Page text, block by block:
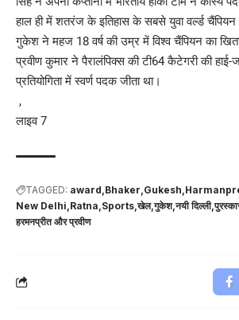
हाल ही में शतरंज के इतिहास के सबसे युवा वर्ल्ड चैंपियन
गुकेश ने महज 18 वर्ष की उम्र में विश्व चैंपियन का
प्रवीण कुमार ने पैरालंपिक्स की टी64 कैटेगरी की
प्रतियोगिता में स्वर्ण पदक जीता था।
,
लाइव 7
TAGGED: award Bhaker Gukesh
New Delhi Ratna Sports खेल गुकेश नयी दिल्ली
हरमनप्रीत और प्रवीण